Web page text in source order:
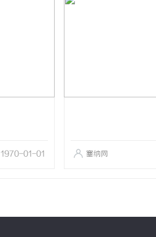
1970-01-01 塞纳网